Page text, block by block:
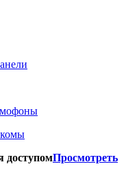
доступомПросмотреть